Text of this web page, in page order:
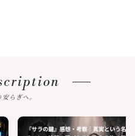
らぎへ。